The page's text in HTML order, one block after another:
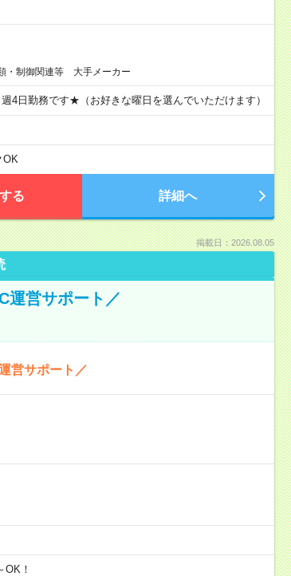
・制御関連等 大手メーカー
日勤務です★（お好きな曜日を選んでいただけます）
OK
る 詳細へ
掲載日：2026.08.05
運営サポート／
営サポート／
！